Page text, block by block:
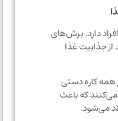
دارد. برش‌های
غذا
دستی
که باعث